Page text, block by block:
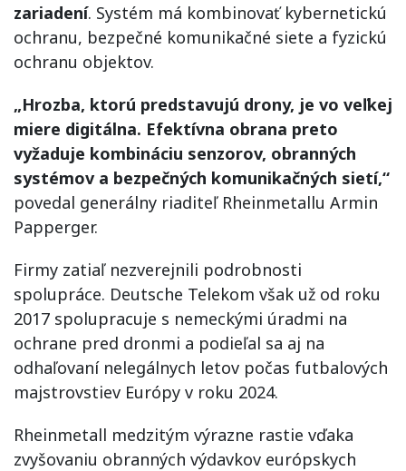
zariadení. Systém má kombinovať kybernetickú
ochranu, bezpečné komunikačné siete a fyzickú
ochranu objektov.
„Hrozba, ktorú predstavujú drony, je vo veľkej
miere digitálna. Efektívna obrana preto
vyžaduje kombináciu senzorov, obranných
systémov a bezpečných komunikačných sietí,“
povedal generálny riaditeľ Rheinmetallu Armin
Papperger.
Firmy zatiaľ nezverejnili podrobnosti
spolupráce. Deutsche Telekom však už od roku
2017 spolupracuje s nemeckými úradmi na
ochrane pred dronmi a podieľal sa aj na
odhaľovaní nelegálnych letov počas futbalových
majstrovstiev Európy v roku 2024.
Rheinmetall medzitým výrazne rastie vďaka
zvyšovaniu obranných výdavkov európskych